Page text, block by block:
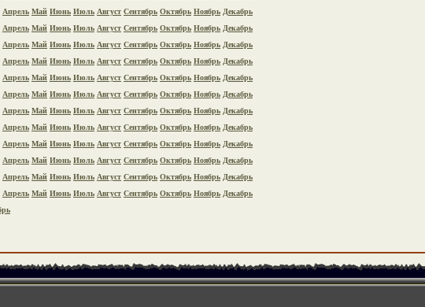
Апрель Май Июнь Июль Август Сентябрь Октябрь Ноябрь Декабрь
Апрель Май Июнь Июль Август Сентябрь Октябрь Ноябрь Декабрь
Апрель Май Июнь Июль Август Сентябрь Октябрь Ноябрь Декабрь
Апрель Май Июнь Июль Август Сентябрь Октябрь Ноябрь Декабрь
Апрель Май Июнь Июль Август Сентябрь Октябрь Ноябрь Декабрь
Апрель Май Июнь Июль Август Сентябрь Октябрь Ноябрь Декабрь
Апрель Май Июнь Июль Август Сентябрь Октябрь Ноябрь Декабрь
Апрель Май Июнь Июль Август Сентябрь Октябрь Ноябрь Декабрь
Апрель Май Июнь Июль Август Сентябрь Октябрь Ноябрь Декабрь
Апрель Май Июнь Июль Август Сентябрь Октябрь Ноябрь Декабрь
Апрель Май Июнь Июль Август Сентябрь Октябрь Ноябрь Декабрь
Апрель Май Июнь Июль Август Сентябрь Октябрь Ноябрь Декабрь